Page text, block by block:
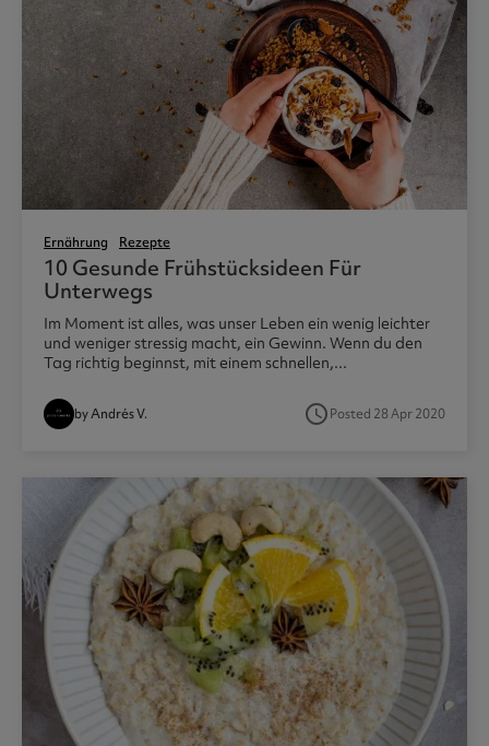
Ernährung Rezepte
10 Gesunde Frühstücksideen Für
Unterwegs
Im Moment ist alles, was unser Leben ein wenig leichter
und weniger stressig macht, ein Gewinn. Wenn du den
Tag richtig beginnst, mit einem schnellen,...
by Andrés V. access_timePosted 28 Apr 2020